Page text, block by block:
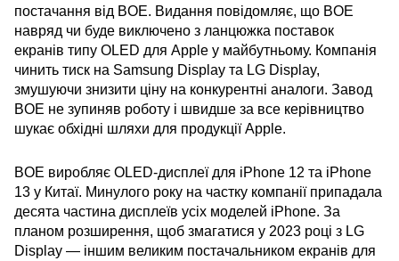
постачання від BOE. Видання повідомляє, що BOE
навряд чи буде виключено з ланцюжка поставок
екранів типу OLED для Apple у майбутньому. Компанія
чинить тиск на Samsung Display та LG Display,
змушуючи знизити ціну на конкурентні аналоги. Завод
BOE не зупиняв роботу і швидше за все керівництво
шукає обхідні шляхи для продукції Apple.
BOE виробляє OLED-дисплеї для iPhone 12 та iPhone
13 у Китаї. Минулого року на частку компанії припадала
десята частина дисплеїв усіх моделей iPhone. За
планом розширення, щоб змагатися у 2023 році з LG
Display — іншим великим постачальником екранів для